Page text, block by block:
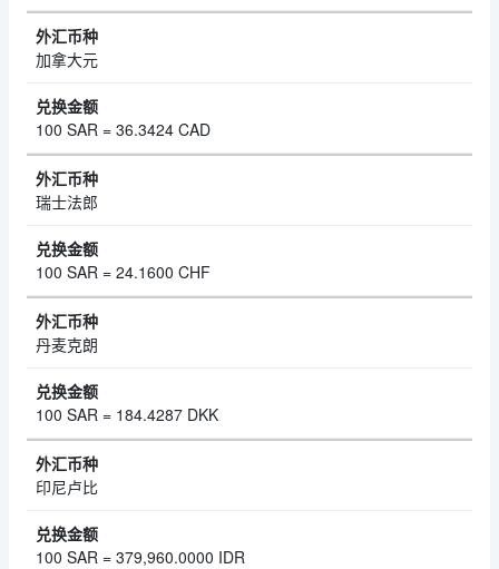
加拿大元
100 SAR = 36.3424 CAD
瑞士法郎
100 SAR = 24.1600 CHF
丹麦克朗
100 SAR = 184.4287 DKK
印尼卢比
100 SAR = 379,960.0000 IDR